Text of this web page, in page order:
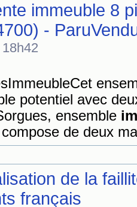
immeuble 8
-
potentiel avec
ensemble
de deux
de la
français